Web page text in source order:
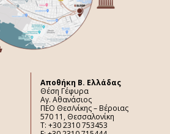
Aποθήκη Β. Ελλάδας
Θέση Γέφυρα
Αγ. Αθανάσιος
ΠΕΟ Θεσ/νίκης – Βέροιας
570 11, Θεσσαλονίκη
Τ: +30 2310 753453